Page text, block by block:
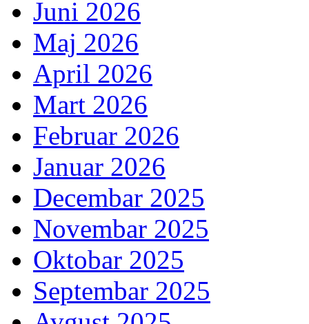
Juni 2026
Maj 2026
April 2026
Mart 2026
Februar 2026
Januar 2026
Decembar 2025
Novembar 2025
Oktobar 2025
Septembar 2025